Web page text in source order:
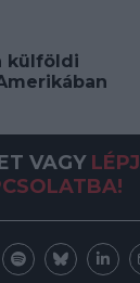
külföldi
VAGY LÉPJ